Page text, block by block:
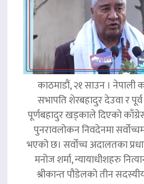
काठमाडौं, २१ साउन । नेपाली
सभापति शेरबहादुर देउवा र
पूर्णबहादुर खड्काले दिएको
पुनरावलोकन निवदेनमा
भएको छ। सर्वोच्च अदालतका
मनोज शर्मा, न्यायाधीशहरु
श्रीकान्त पौडेलको तीन